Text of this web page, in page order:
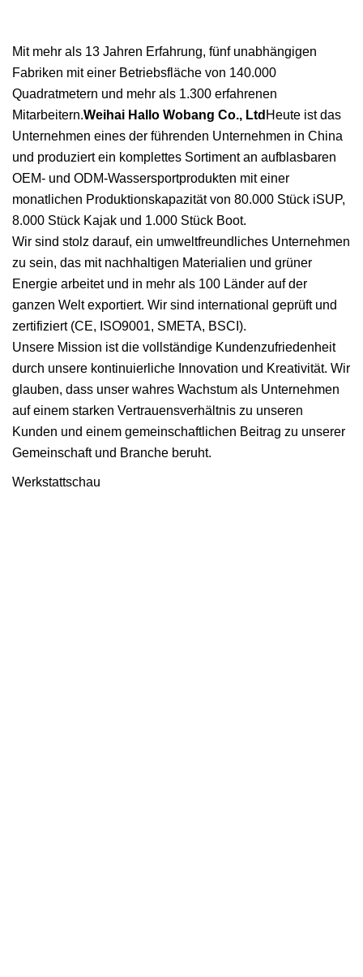
Mit mehr als 13 Jahren Erfahrung, fünf unabhängigen
Fabriken mit einer Betriebsfläche von 140.000
Quadratmetern und mehr als 1.300 erfahrenen
Mitarbeitern.Weihai Hallo Wobang Co., Ltd Heute ist das
Unternehmen eines der führenden Unternehmen in China
und produziert ein komplettes Sortiment an aufblasbaren
OEM- und ODM-Wassersportprodukten mit einer
monatlichen Produktionskapazität von 80.000 Stück iSUP,
8.000 Stück Kajak und 1.000 Stück Boot.
Wir sind stolz darauf, ein umweltfreundliches Unternehmen
zu sein, das mit nachhaltigen Materialien und grüner
Energie arbeitet und in mehr als 100 Länder auf der
ganzen Welt exportiert. Wir sind international geprüft und
zertifiziert (CE, ISO9001, SMETA, BSCI).
Unsere Mission ist die vollständige Kundenzufriedenheit
durch unsere kontinuierliche Innovation und Kreativität. Wir
glauben, dass unser wahres Wachstum als Unternehmen
auf einem starken Vertrauensverhältnis zu unseren
Kunden und einem gemeinschaftlichen Beitrag zu unserer
Gemeinschaft und Branche beruht.
Werkstattschau